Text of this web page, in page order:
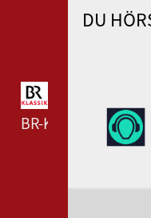
WDR 4 --- WDR 4 ---
BR-KLASSIK --- BR-
DU